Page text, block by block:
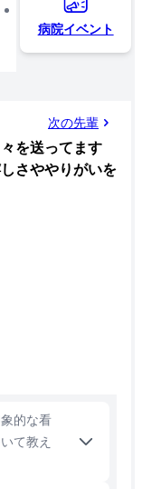
病院イベント
次の先輩
を送ってます
さややりがいを
的な看
て教え